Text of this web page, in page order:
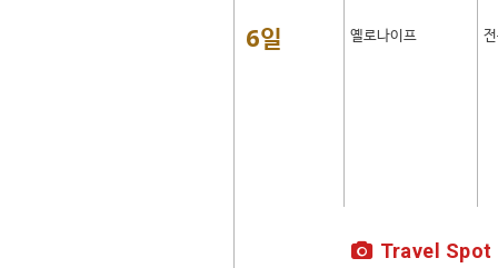
6일 옐로나이프
Travel Spot